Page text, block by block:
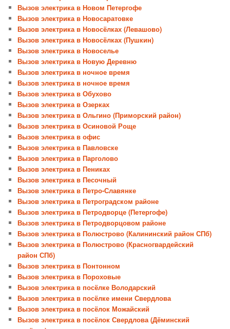
Вызов электрика в Новом Петергофе
Вызов электрика в Новосаратовке
Вызов электрика в Новосёлках (Левашово)
Вызов электрика в Новосёлках (Пушкин)
Вызов электрика в Новоселье
Вызов электрика в Новую Деревню
Вызов электрика в ночное время
Вызов электрика в ночное время
Вызов электрика в Обухово
Вызов электрика в Озерках
Вызов электрика в Ольгино (Приморский район)
Вызов электрика в Осиновой Роще
Вызов электрика в офис
Вызов электрика в Павловске
Вызов электрика в Парголово
Вызов электрика в Пениках
Вызов электрика в Песочный
Вызов электрика в Петро-Славянке
Вызов электрика в Петроградском районе
Вызов электрика в Петродворце (Петергофе)
Вызов электрика в Петродворцовом районе
Вызов электрика в Полюстрово (Калининский район СПб)
Вызов электрика в Полюстрово (Красногвардейский
район СПб)
Вызов электрика в Понтонном
Вызов электрика в Пороховые
Вызов электрика в посёлке Володарский
Вызов электрика в посёлке имени Свердлова
Вызов электрика в посёлок Можайский
Вызов электрика в посёлок Свердлова (Дёминский